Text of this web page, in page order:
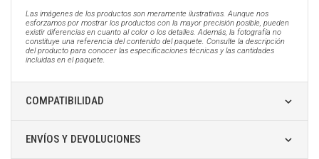
Las imágenes de los productos son meramente ilustrativas. Aunque nos
esforzamos por mostrar los productos con la mayor precisión posible, pueden
existir diferencias en cuanto al color o los detalles. Además, la fotografía no
constituye una referencia del contenido del paquete. Consulte la descripción
del producto para conocer las especificaciones técnicas y las cantidades
incluidas en el paquete.
COMPATIBILIDAD
ENVÍOS Y DEVOLUCIONES